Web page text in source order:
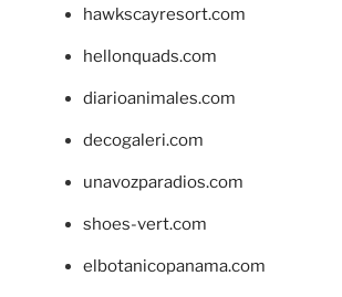
hawkscayresort.com
hellonquads.com
diarioanimales.com
decogaleri.com
unavozparadios.com
shoes-vert.com
elbotanicopanama.com